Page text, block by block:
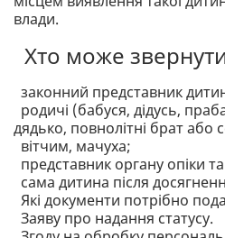
влади.
Хто може
законний представник
родичі (бабуся, дідусь,
дядько, повнолітні брат або
вітчим, мачуха;
представник органу опіки
сама дитина після
Які документи потрібно
Заяву про надання статусу.